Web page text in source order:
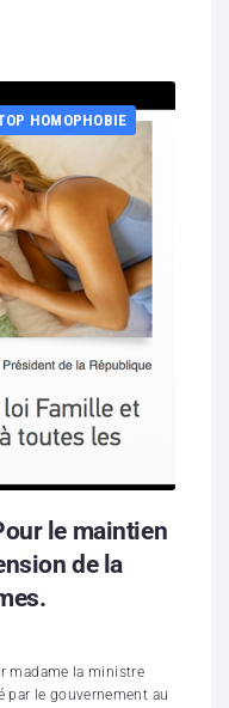
HOMOPHOBIE
le maintien
de la
madame la ministre
par le gouvernement au